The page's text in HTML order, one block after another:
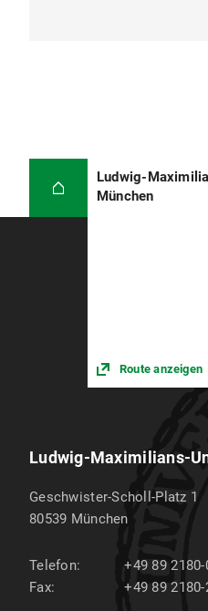
Anreise mit öffentlichen
Fakultät
Ludwig-
München
Route anzeigen
Ludwig-Maximilians-
Geschwister-Scholl-Platz 1
80539 München
Telefon:
+49 89 2180-
Fax:
+49 89 2180-